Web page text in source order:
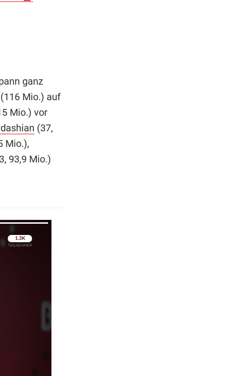
ganz
Mio.) auf
Mio.) vor
(37,
Mio.),
93,9 Mio.)
Überspringen